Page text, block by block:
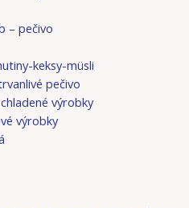
– pečivo
keksy-müsli
pečivo
výrobky
výrobky